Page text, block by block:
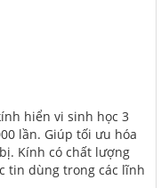
hiển vi sinh học 3
lần. Giúp tối ưu hóa
Kính có chất lượng
tin dùng trong các lĩnh